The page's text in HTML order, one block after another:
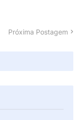
Próxima Postagem